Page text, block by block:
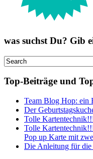
was suchst Du? Gib
Top-Beiträge und
Team Blog Hop: ein
Der
Tolle
Tolle
Pop up Karte mit
Die Anleitung für die